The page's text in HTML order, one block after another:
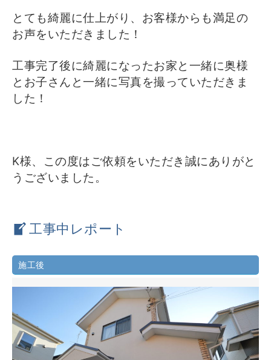
とても綺麗に仕上がり、お客様からも満足の
お声をいただきました！
工事完了後に綺麗になったお家と一緒に奥様
とお子さんと一緒に写真を撮っていただきま
した！
K様、この度はご依頼をいただき誠にありがと
うございました。
工事中レポート
施工後